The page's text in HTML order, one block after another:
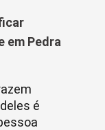
em Pedra
é